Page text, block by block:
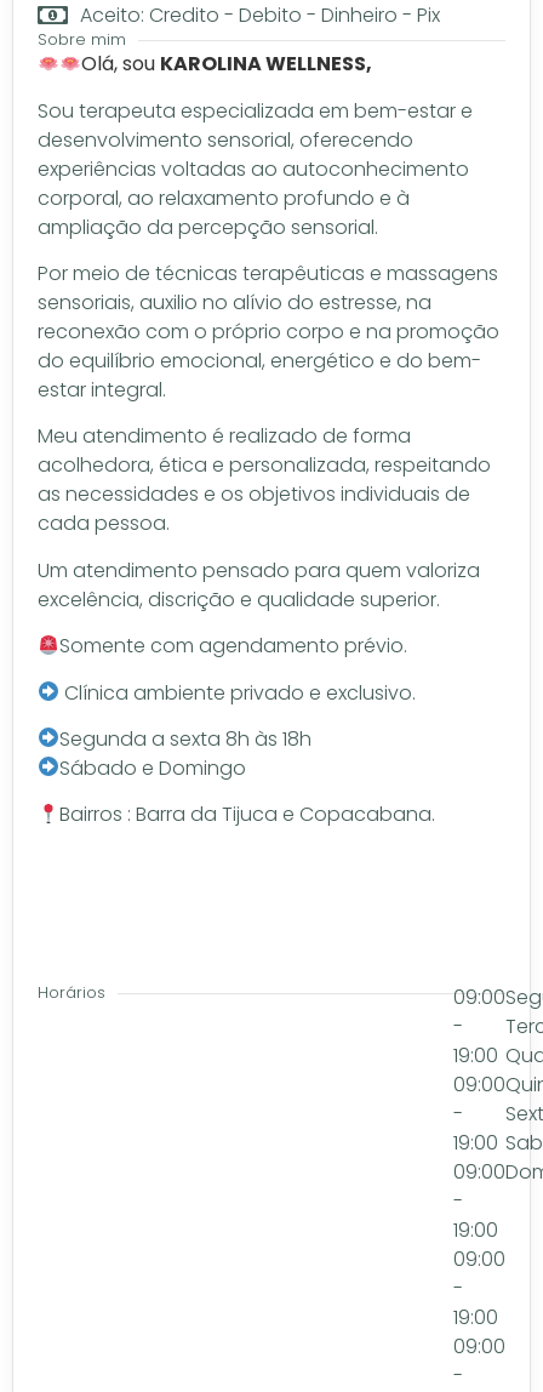
Aceito: Credito - Debito - Dinheiro - Pix
Sobre mim
Olá, sou KAROLINA WELLNESS,
Sou terapeuta especializada em bem-estar e
desenvolvimento sensorial, oferecendo
experiências voltadas ao autoconhecimento
corporal, ao relaxamento profundo e à
ampliação da percepção sensorial.
Por meio de técnicas terapêuticas e massagens
sensoriais, auxilio no alívio do estresse, na
reconexão com o próprio corpo e na promoção
do equilíbrio emocional, energético e do bem-
estar integral.
Meu atendimento é realizado de forma
acolhedora, ética e personalizada, respeitando
as necessidades e os objetivos individuais de
cada pessoa.
Um atendimento pensado para quem valoriza
excelência, discrição e qualidade superior.
Somente com agendamento prévio.
Clínica ambiente privado e exclusivo.
Segunda a sexta 8h às 18h
Sábado e Domingo
Bairros : Barra da Tijuca e Copacabana.
Horários
09:00
-
19:00
09:00
-
19:00
09:00
-
19:00
09:00
-
19:00
09:00
-